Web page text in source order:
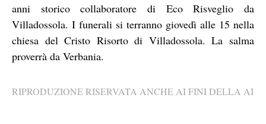
anni storico collaboratore di Eco Risveglio da
Villadossola. I funerali si terranno giovedì alle 15 nella
chiesa del Cristo Risorto di Villadossola. La salma
proverrà da Verbania.
RIPRODUZIONE RISERVATA ANCHE AI FINI DELLA AI